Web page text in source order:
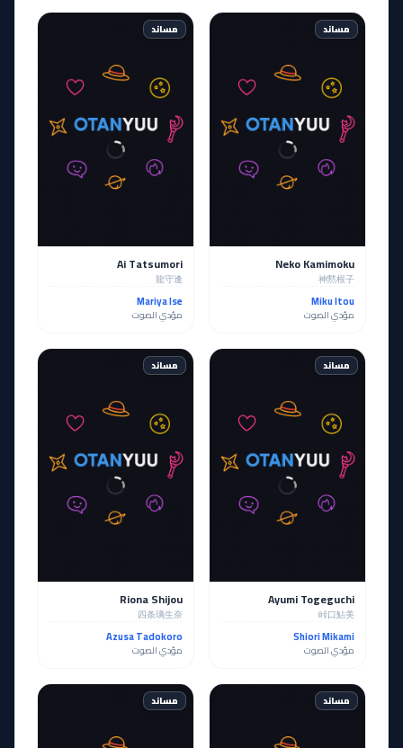
مساند
Neko Kamimoku
神黙根子
Miku Itou
مؤدي الصوت
مساند
Ai Tatsumori
龍守逢
Mariya Ise
مؤدي الصوت
مساند
Ayumi Togeguchi
峠口鮎美
Shiori Mikami
مؤدي الصوت
مساند
Riona Shijou
四条璃生奈
Azusa Tadokoro
مؤدي الصوت
مساند مساند